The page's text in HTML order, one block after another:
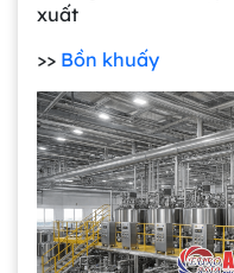
xuất
>> Bồn khuấy